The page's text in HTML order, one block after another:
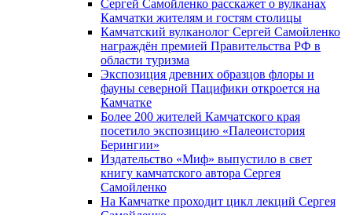
Сергей Самойленко расскажет о вулканах
Камчатки жителям и гостям столицы
Камчатский вулканолог Сергей Самойленко
награждён премией Правительства РФ в
области туризма
Экспозиция древних образцов флоры и
фауны северной Пацифики откроется на
Камчатке
Более 200 жителей Камчатского края
посетило экспозицию «Палеоистория
Берингии»
Издательство «Миф» выпустило в свет
книгу камчатского автора Сергея
Самойленко
На Камчатке проходит цикл лекций Сергея